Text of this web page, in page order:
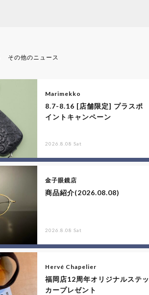
その他のニュース
Marimekko
8.7-8.16 [店舗限定] プラスポ
イントキャンペーン
2026.8.08 Sat
金子眼鏡店
商品紹介(2026.08.08)
2026.8.08 Sat
Hervé Chapelier
福岡店12周年オリジナルステッ
カープレゼント